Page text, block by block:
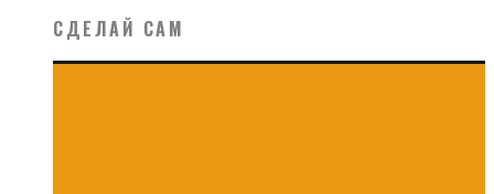
СДЕЛАЙ САМ